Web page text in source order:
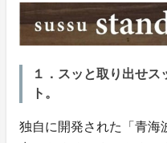
１．スッと取り出せス
ト。
独自に開発された「青海